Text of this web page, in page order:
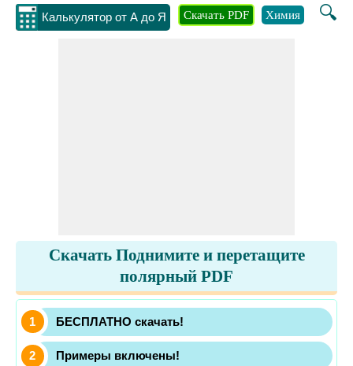
Калькулятор от А до Я 🔍
Скачать PDF Химия
Скачать Поднимите и перетащите
полярный PDF
БЕСПЛАТНО скачать!
Примеры включены!